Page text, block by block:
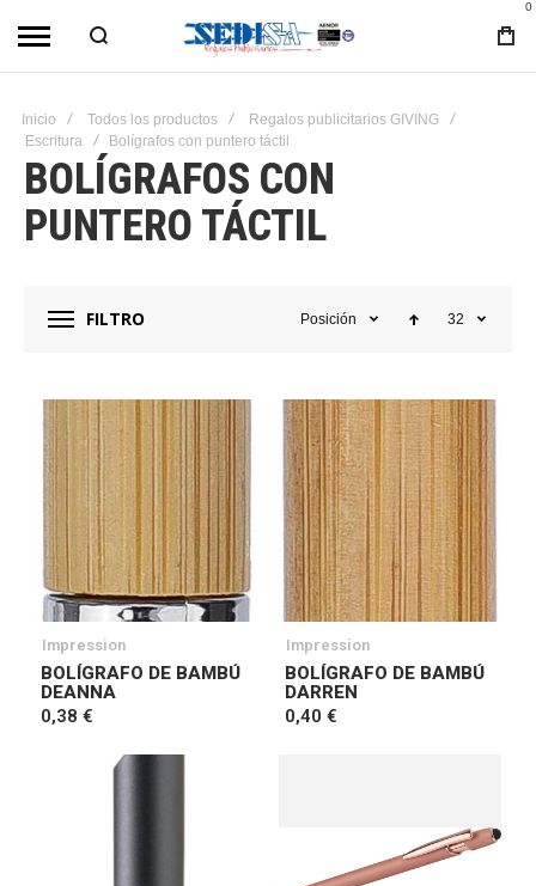
0
Inicio Todos los productos
Regalos publicitarios GIVING
Escritura
Bolígrafos con puntero táctil
BOLÍGRAFOS CON
PUNTERO TÁCTIL
FILTRO Posición 32
Impression
BOLÍGRAFO DE BAMBÚ
DEANNA
0,38 €
Impression
BOLÍGRAFO DE BAMBÚ
DARREN
0,40 €